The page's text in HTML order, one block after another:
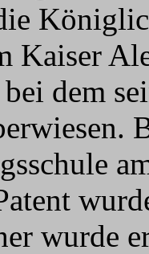
Kaiser
dem
wurde